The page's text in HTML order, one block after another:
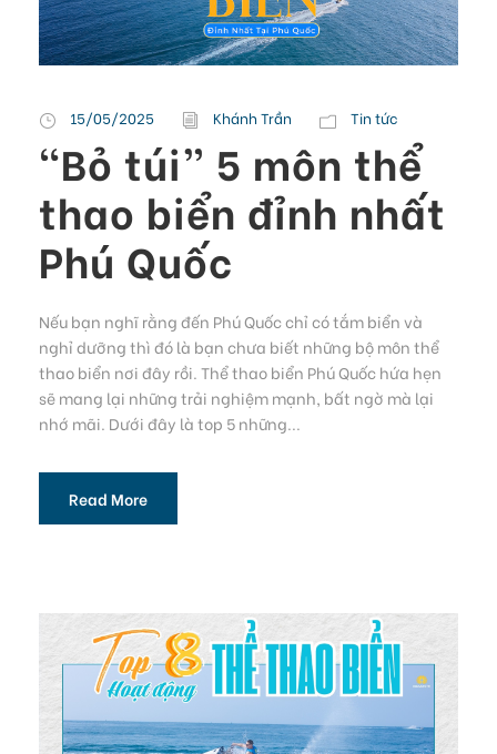
15/05/2025 Khánh Trần Tin tức
“Bỏ túi” 5 môn thể
thao biển đỉnh nhất
Phú Quốc
Nếu bạn nghĩ rằng đến Phú Quốc chỉ có tắm biển và
nghỉ dưỡng thì đó là bạn chưa biết những bộ môn thể
thao biển nơi đây rồi. Thể thao biển Phú Quốc hứa hẹn
sẽ mang lại những trải nghiệm mạnh, bất ngờ mà lại
nhớ mãi. Dưới đây là top 5 những...
Read More